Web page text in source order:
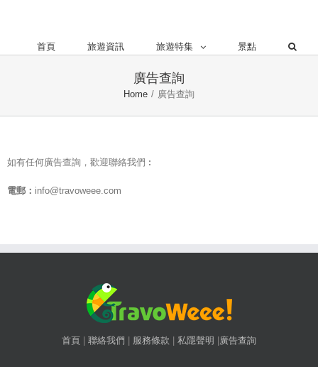
首頁 旅遊資訊 旅遊特集 景點
廣告查詢
Home / 廣告查詢
如有任何廣告查詢，歡迎聯絡我們︰
電郵： info@travoweee.com
首頁 | 聯絡我們 | 服務條款 | 私隱聲明 | 廣告查詢